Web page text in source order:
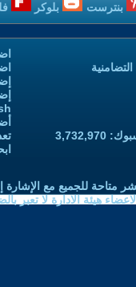
بنترست بلوكر
متاحة للجميع مع الإشارة
هيئة الادارة لا تعبر